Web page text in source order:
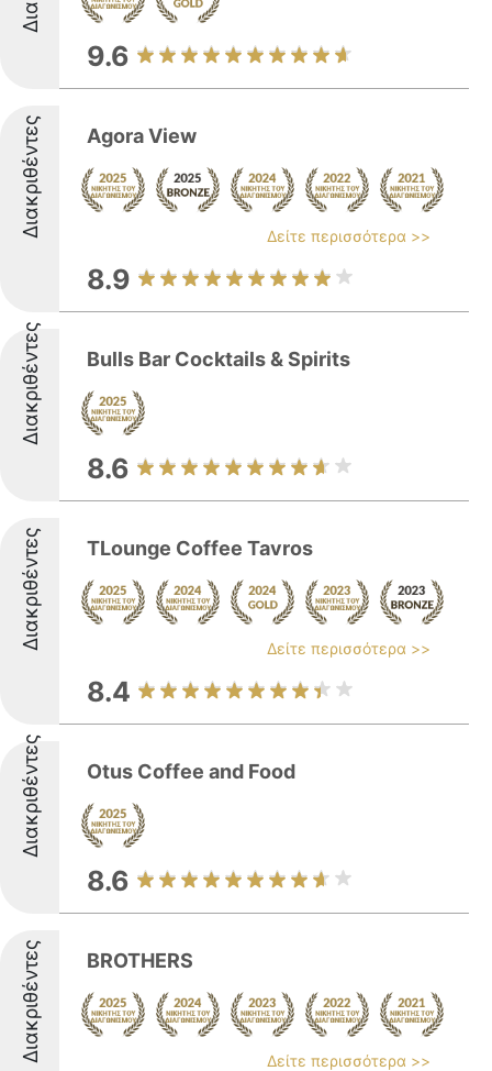
9.6
Διακριθέντες Agora View
Δείτε περισσότερα >>
8.9
Διακριθέντες Bulls Bar Cocktails & Spirits
8.6
Διακριθέντες TLounge Coffee Tavros
Δείτε περισσότερα >>
8.4
Διακριθέντες Otus Coffee and Food
8.6
Διακριθέντες BROTHERS
Δείτε περισσότερα >>